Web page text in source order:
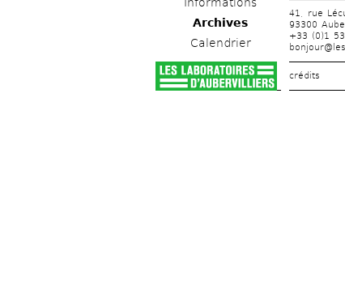
Informations
Archives
Calendrier
41, rue
93300
+33 (0)1
crédits